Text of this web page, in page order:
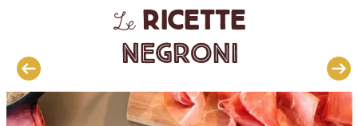
Lericette
Negroni